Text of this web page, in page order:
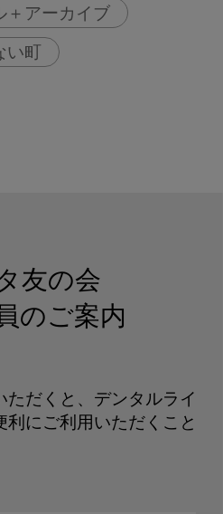
＋アーカイブ
町
友の会
のご案内
だくと、デンタルライ
利にご利用いただくこと